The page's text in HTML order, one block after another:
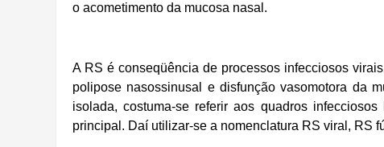
o acometimento da mucosa nasal.
A RS é conseqüência de processos infecciosos
polipose nasossinusal e disfunção vasomotora da
isolada, costuma-se referir aos quadros
principal. Daí utilizar-se a nomenclatura RS viral, RS